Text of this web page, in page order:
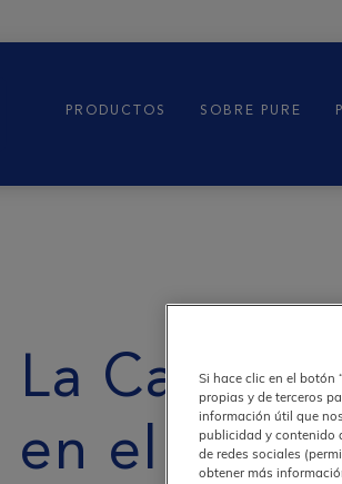
PRODUCTOS SOBRE PURE
La Calidad
en el
Si hace clic en el botón
propias y de terceros
información útil que
publicidad y contenido
de redes sociales
obtener más